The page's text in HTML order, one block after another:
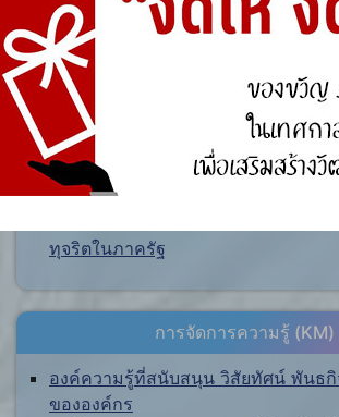
ศูนย์ร้องเรียน
สำนักงานคณะกรรมการป้องกันและป
ทุจริตแห่งชาติ (ป.ป.ช.)
ทุจริตในภาครัฐ
การจัดการความรู้ (KM)
องค์ความรู้ที่สนับสนุน วิสัยทัศน์ พันธกิ
ขององค์กร